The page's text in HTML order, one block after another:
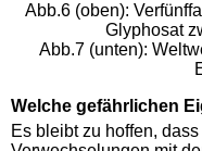
Abb.6 (oben):
Glyphosat
Abb.7 (unten):
Welche gefährlichen
Es bleibt zu hoffen,